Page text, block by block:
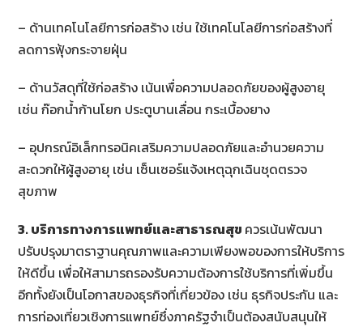
– ด้านเทคโนโลยีการก่อสร้าง เช่น ใช้เทคโนโลยีการก่อสร้างที่
ลดการฟุ้งกระจายฝุ่น
– ด้านวัสดุที่ใช้ก่อสร้าง เน้นเพื่อความปลอดภัยของผู้สูงอายุ
เช่น ก๊อกน้ำก้านโยก ประตูบานเลื่อน กระเบื้องยาง
– อุปกรณ์อิเล็กทรอนิคเสริมความปลอดภัยและอำนวยความ
สะดวกให้ผู้สูงอายุ เช่น เซ็นเซอร์แจ้งเหตุฉุกเฉินชุดตรวจ
สุขภาพ
3. บริการทางการแพทย์และสาธารณสุข ควรเน้นพัฒนา
ปรับปรุงมาตราฐานคุณภาพและความเพียงพอของการให้บริการ
ให้ดีขึ้น เพื่อให้สามารถรองรับความต้องการใช้บริการที่เพิ่มขึ้น
อีกทั้งยังเป็นโอกาสของธุรกิจที่เกี่ยวข้อง เช่น ธุรกิจประกัน และ
การท่องเที่ยวเชิงการแพทย์ซึ่งภาครัฐจำเป็นต้องสนับสนุนให้